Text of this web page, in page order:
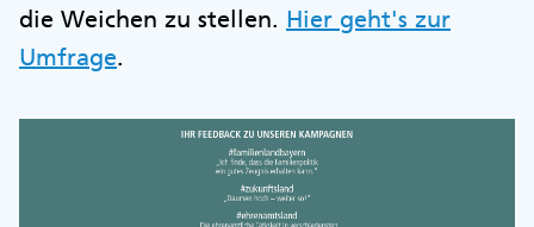
die Weichen zu stellen. Hier geht's zur
Umfrage.